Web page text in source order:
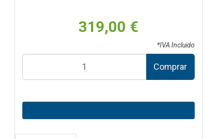
319,00 €
*IVA Incluido
Comprar